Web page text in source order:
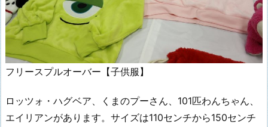
フリースプルオーバー【子供服】
ロッツォ・ハグベア、くまのプーさん、101匹わんちゃん、
エイリアンがあります。サイズは110センチから150センチ